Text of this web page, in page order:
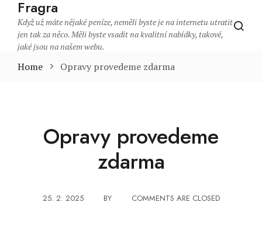
Fragra
Když už máte nějaké peníze, neměli byste je na internetu utratit
jen tak za něco. Měli byste vsadit na kvalitní nabídky, takové,
jaké jsou na našem webu.
Home Opravy provedeme zdarma
Opravy provedeme
zdarma
25. 2. 2025 BY COMMENTS ARE CLOSED